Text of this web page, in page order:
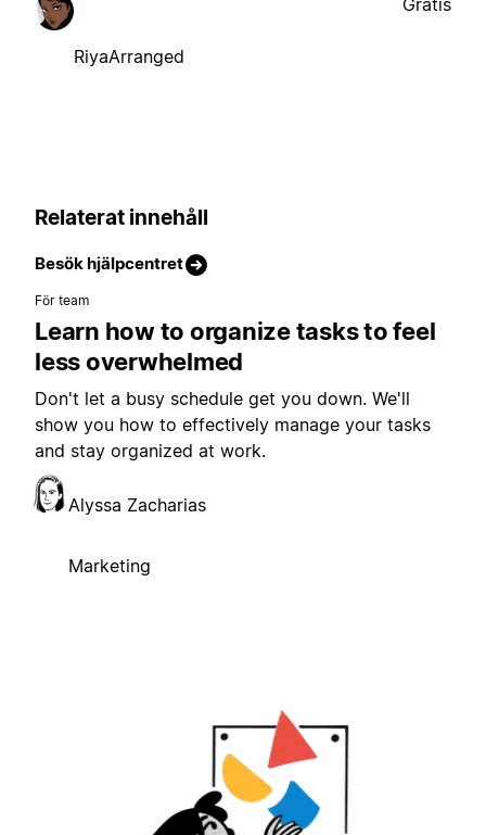
RiyaArranged
Relaterat innehåll
Besök hjälpcentret
För team
Learn how to organize tasks to feel
less overwhelmed
Don't let a busy schedule get you down. We'll
show you how to effectively manage your tasks
and stay organized at work.
Alyssa Zacharias
Marketing